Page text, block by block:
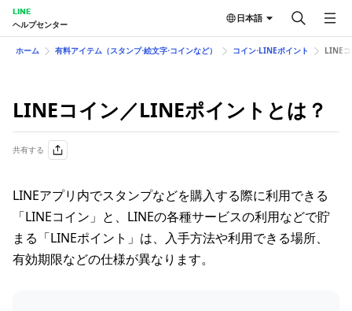
LINE
ヘルプセンター
日本語
ホーム 有料アイテム（スタンプ⋅絵文字⋅コインなど） コイン⋅LINEポイント LINE
LINEコイン／LINEポイントとは？
共有する
LINEアプリ内でスタンプなどを購入する際に利用できる
「LINEコイン」と、LINEの各種サービスの利用などで貯
まる「LINEポイント」は、入手方法や利用できる場所、
有効期限などの仕様が異なります。